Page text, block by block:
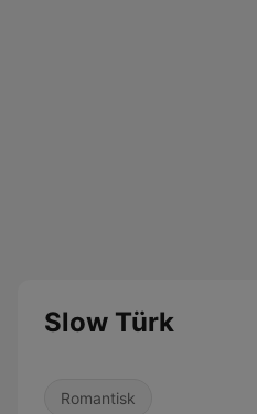
Slow Türk
Romantisk